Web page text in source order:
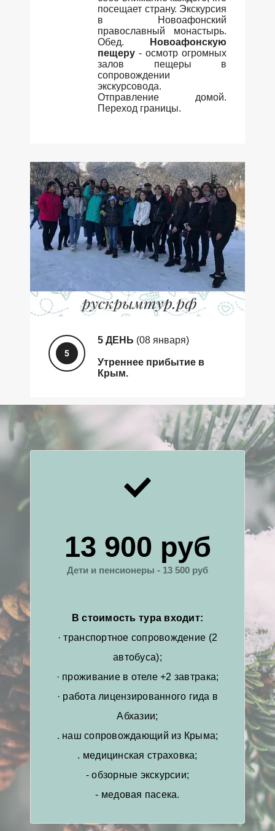
посещает страну. Экскурсия
в Новоафонский
православный монастырь.
Обед.
Новоафонскую
пещеру - осмотр огромных
залов пещеры в
сопровождении
экскурсовода.
Отправление домой.
Переход границы.
5 ДЕНЬ (08 января)
Утреннее прибытие в
Крым.
13 900 руб
Дети и пенсионеры - 13 500 руб
В стоимость тура входит:
· транспортное сопровождение (2
автобуса);
· проживание в отеле +2 завтрака;
· работа лицензированного гида в
Абхазии;
. наш сопровождающий из Крыма;
. медицинская страховка;
- обзорные экскурсии;
- медовая пасека.